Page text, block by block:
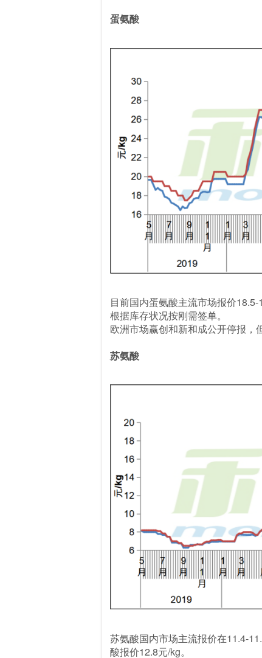
蛋氨酸
目前国内蛋氨酸主流市场报价
根据库存状况按刚需签单。
欧洲市场赢创和新和成公开停报，
苏氨酸
苏氨酸国内市场主流报价在11.4-
酸报价12.8元/kg。